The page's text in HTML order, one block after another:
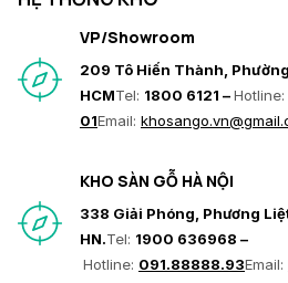
VP/Showroom
209 Tô Hiến Thành, Phường
HCMTel: 1800 6121 –Hotline:
01Email:
KHO SÀN GỖ HÀ NỘI
338 Giải Phóng, Phương
HN.Tel: 1900 636968 –
Hotline: 091.88888.93Email: